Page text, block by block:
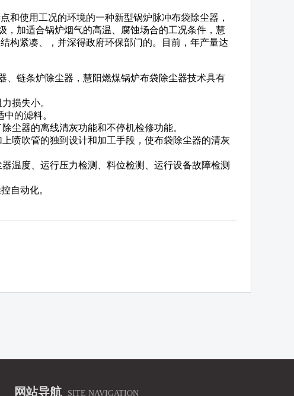
使用工况的环境的一种新型锅炉脉冲布袋除尘器，
，加适合锅炉烟气的高温、腐蚀场合的工况条件，慧
构紧凑、，并深得政府环保部门的。目前，年产量达
链条炉除尘器，慧阳燃煤锅炉布袋除尘器技术具有
损失小。
的滤料。
尘器的离线清灰功能和不停机检修功能。
喷吹管的独到设计和加工手段，使布袋除尘器的清灰
温度、运行压力检测、料位检测、运行设备故障检测
自动化。
网站导航 SITE NAVIGATION